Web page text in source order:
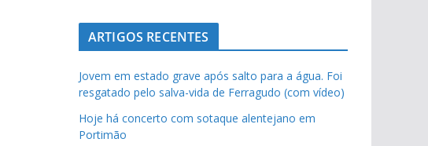
ARTIGOS RECENTES
Jovem em estado grave após salto para a água. Foi
resgatado pelo salva-vida de Ferragudo (com vídeo)
Hoje há concerto com sotaque alentejano em
Portimão